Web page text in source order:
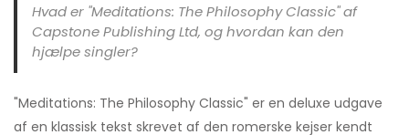
Hvad er "Meditations: The Philosophy Classic" af
Capstone Publishing Ltd, og hvordan kan den
hjælpe singler?
"Meditations: The Philosophy Classic" er en deluxe udgave
af en klassisk tekst skrevet af den romerske kejser kendt